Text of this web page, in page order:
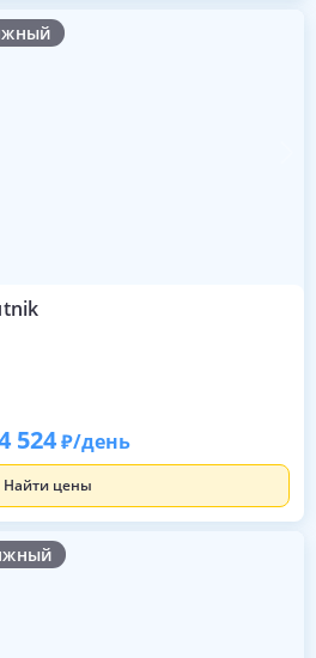
524 /день
Найти цены